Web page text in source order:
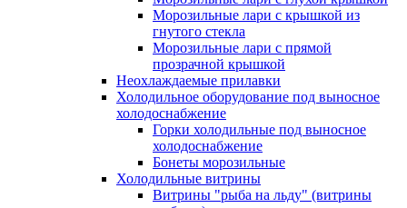
Морозильные лари с крышкой из
гнутого стекла
Морозильные лари с прямой
прозрачной крышкой
Неохлаждаемые прилавки
Холодильное оборудование под выносное
холодоснабжение
Горки холодильные под выносное
холодоснабжение
Бонеты морозильные
Холодильные витрины
Витрины "рыба на льду" (витрины